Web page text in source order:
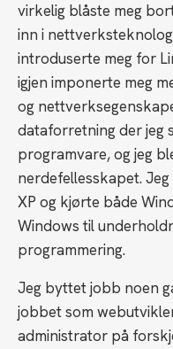
virkelig blåste meg
inn i
introduserte meg for
igjen imponerte meg
og
dataforretning der jeg
programvare, og jeg
nerdefellesskapet.
XP og kjørte både
Windows til
programmering.
Jeg byttet jobb noen
jobbet som
administrator på